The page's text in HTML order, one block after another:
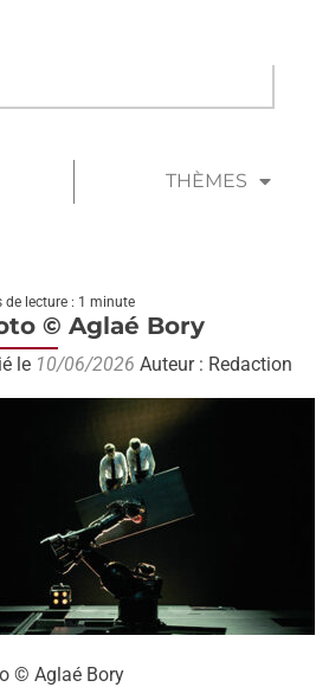
THÈMES
de lecture : 1 minute
© Aglaé Bory
le 10/06/2026 Auteur : Redaction
© Aglaé Bory